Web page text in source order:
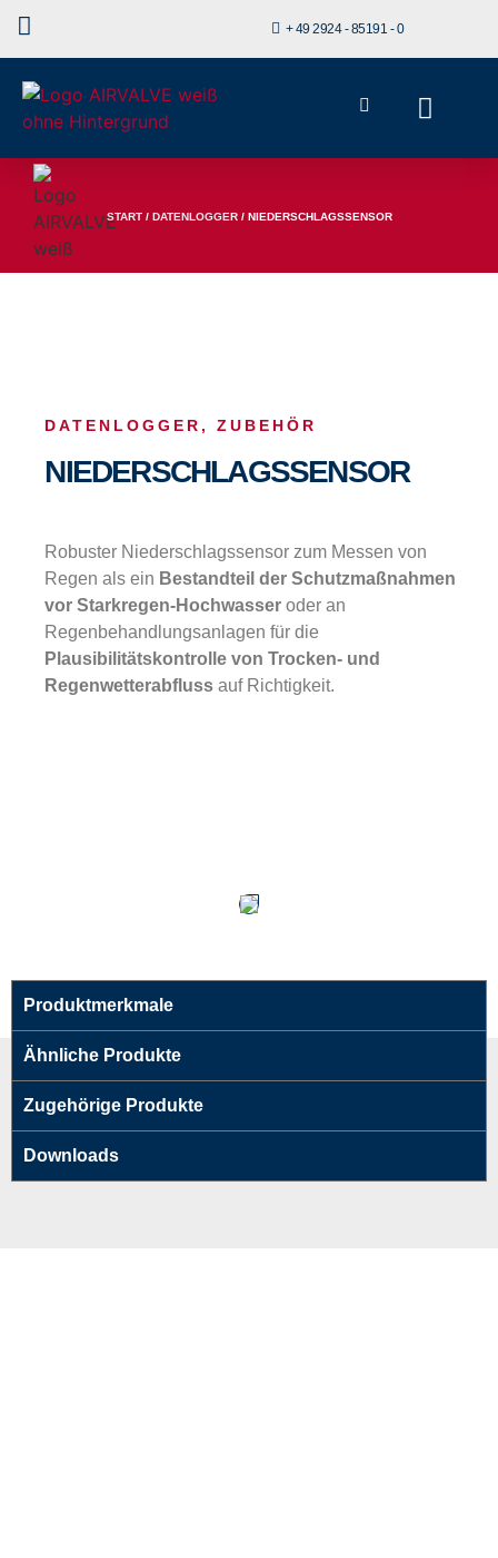
+ 49 2924 - 85191 - 0
START /DATENLOGGER / NIEDERSCHLAGSSENSOR
DATENLOGGER ,ZUBEHÖR
NIEDERSCHLAGSSENSOR
Robuster Niederschlagssensor zum Messen von
Regen als ein Bestandteil der Schutzmaßnahmen
vor Starkregen-Hochwasser oder an
Regenbehandlungsanlagen für die
Plausibilitätskontrolle von Trocken- und
Regenwetterabfluss auf Richtigkeit.
Produktmerkmale
Ähnliche Produkte
Zugehörige Produkte
Downloads